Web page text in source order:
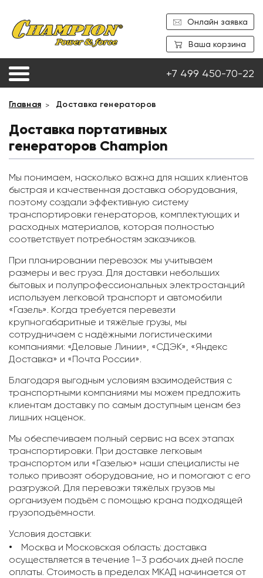
Онлайн заявка
Ваша корзина
+7 499 450-70-22
Главная Доставка генераторов
Доставка портативных
генераторов Champion
Мы понимаем, насколько важна для наших клиентов
быстрая и качественная доставка оборудования,
поэтому создали эффективную систему
транспортировки генераторов, комплектующих и
расходных материалов, которая полностью
соответствует потребностям заказчиков.
При планировании перевозок мы учитываем
размеры и вес груза. Для доставки небольших
бытовых и полупрофессиональных электростанций
используем легковой транспорт и автомобили
«Газель». Когда требуется перевезти
крупногабаритные и тяжёлые грузы, мы
сотрудничаем с надёжными логистическими
компаниями: «Деловые Линии», «СДЭК», «Яндекс
Доставка» и «Почта России».
Благодаря выгодным условиям взаимодействия с
транспортными компаниями мы можем предложить
клиентам доставку по самым доступным ценам без
лишних наценок.
Мы обеспечиваем полный сервис на всех этапах
транспортировки. При доставке легковым
транспортом или «Газелью» наши специалисты не
только привозят оборудование, но и помогают с его
разгрузкой. Для перевозки тяжёлых грузов мы
организуем подъём с помощью крана подходящей
грузоподъёмности.
Условия доставки:
Москва и Московская область: доставка
осуществляется в течение 1–3 рабочих дней после
оплаты. Стоимость в пределах МКАД начинается от